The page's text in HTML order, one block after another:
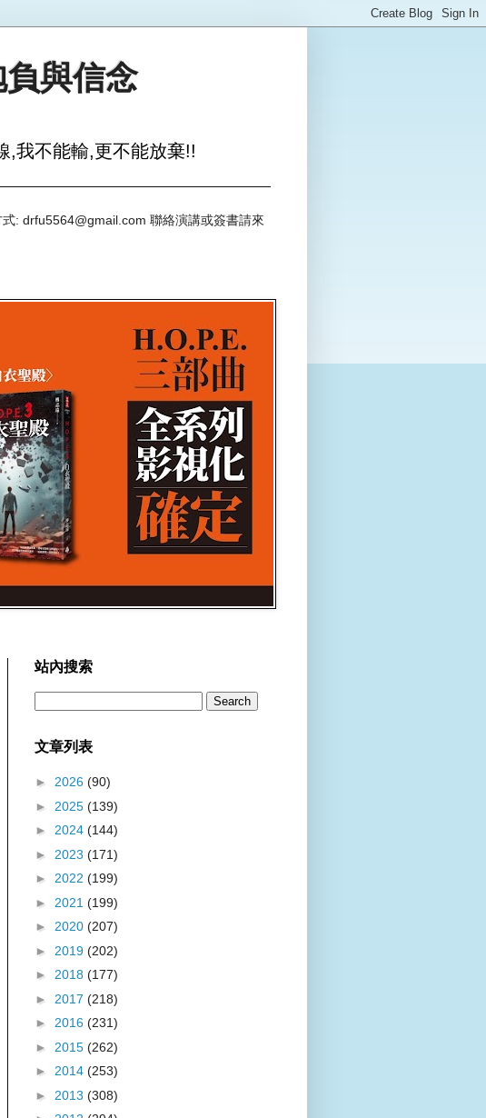
與信念
,我不能輸,更不能放棄!!
: drfu5564@gmail.com 聯絡演講或簽書請來
站內搜索
文章列表
► 2026 (90)
► 2025 (139)
► 2024 (144)
► 2023 (171)
► 2022 (199)
► 2021 (199)
► 2020 (207)
► 2019 (202)
► 2018 (177)
► 2017 (218)
► 2016 (231)
► 2015 (262)
► 2014 (253)
► 2013 (308)